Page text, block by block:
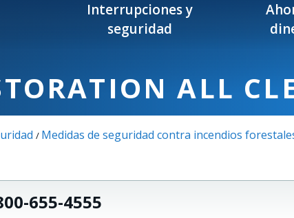
Interrupciones y
seguridad
ALL
/ Medidas de seguridad contra incendios
655-4555